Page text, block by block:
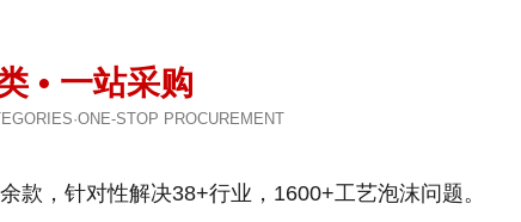
• 一站采购
STOP PROCUREMENT
款，针对性解决38+行业，1600+工艺泡沫问题。